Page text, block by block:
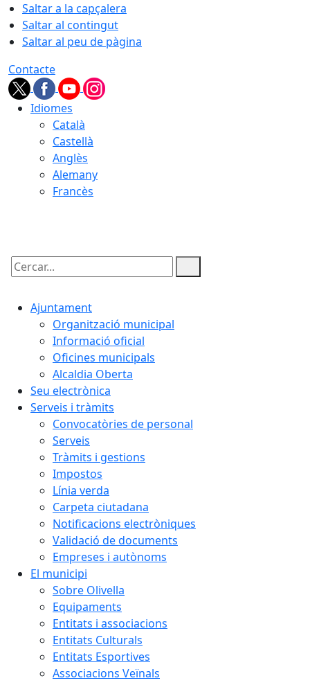
Saltar a la capçalera
Saltar al contingut
Saltar al peu de pàgina
Contacte
Idiomes
Català
Castellà
Anglès
Alemany
Francès
Cercar:
Ajuntament
Organització municipal
Informació oficial
Oficines municipals
Alcaldia Oberta
Seu electrònica
Serveis i tràmits
Convocatòries de personal
Serveis
Tràmits i gestions
Impostos
Línia verda
Carpeta ciutadana
Notificacions electròniques
Validació de documents
Empreses i autònoms
El municipi
Sobre Olivella
Equipaments
Entitats i associacions
Entitats Culturals
Entitats Esportives
Associacions Veïnals